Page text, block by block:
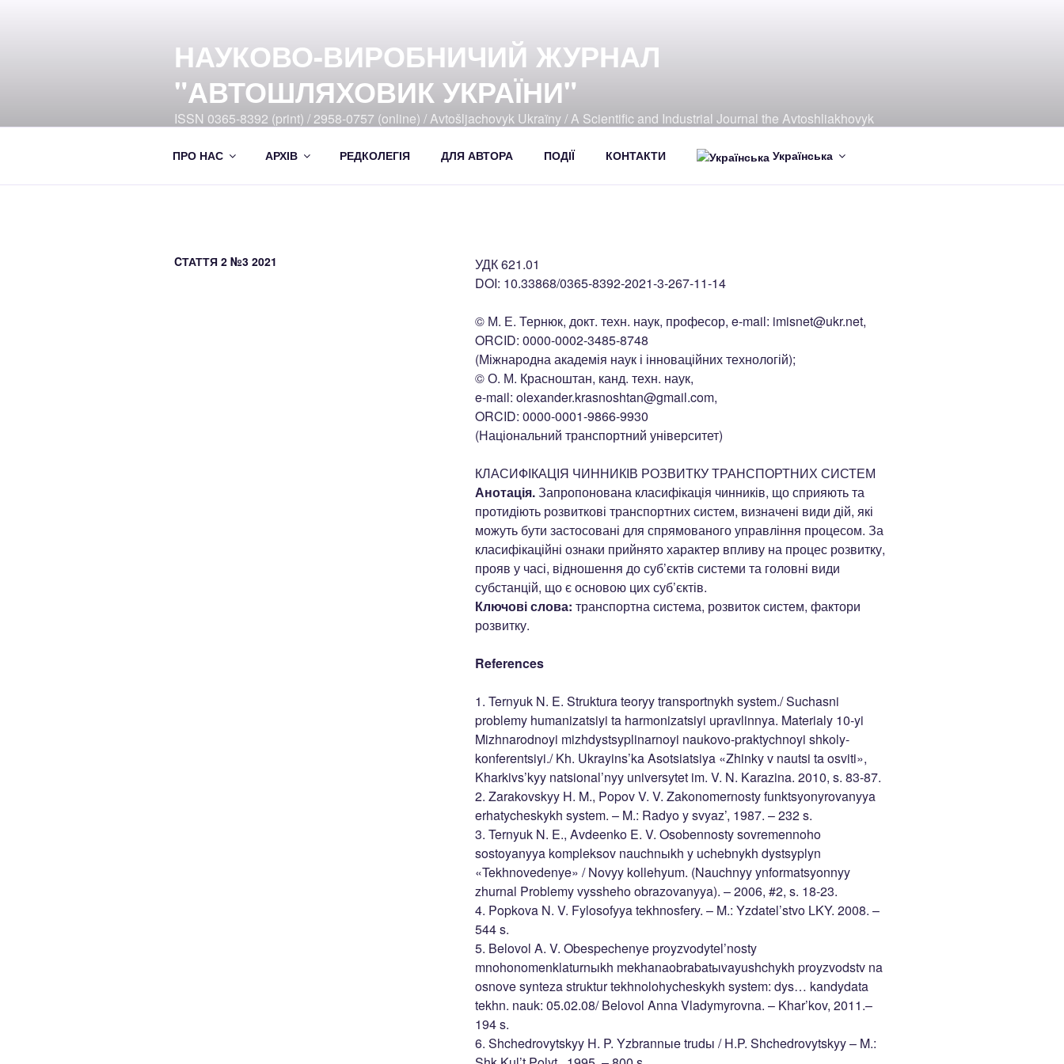
НАУКОВО-ВИРОБНИЧИЙ ЖУРНАЛ
"АВТОШЛЯХОВИК УКРАЇНИ"
ISSN 0365-8392 (print) / 2958-0757 (online) / Avtošljachovyk Ukraïny / A Scientific and Industrial Journal the Avtoshliakhovyk
ПРО НАС АРХІВ РЕДКОЛЕГІЯ ДЛЯ АВТОРА ПОДІЇ КОНТАКТИ Українська
CТАТТЯ 2 №3 2021
УДК 621.01
DOI: 10.33868/0365-8392-2021-3-267-11-14
© М. Е. Тернюк, докт. техн. наук, професор, e-mail: imisnet@ukr.net,
ORCID: 0000-0002-3485-8748
(Міжнародна академія наук і інноваційних технологій);
© О. М. Красноштан, канд. техн. наук,
e-mail: olexander.krasnoshtan@gmail.com,
ORCID: 0000-0001-9866-9930
(Національний транспортний університет)
КЛАСИФІКАЦІЯ ЧИННИКІВ РОЗВИТКУ ТРАНСПОРТНИХ СИСТЕМ
Анотація.Запропонована класифікація чинників, що сприяють та
протидіють розвиткові транспортних систем, визначені види дій, які
можуть бути застосовані для спрямованого управління процесом. За
класифікаційні ознаки прийнято характер впливу на процес розвитку,
прояв у часі, відношення до суб’єктів системи та головні види
субстанцій, що є основою цих суб’єктів.
Ключові слова: транспортна система, розвиток систем, фактори
розвитку.
References
1. Ternyuk N. E. Struktura teoryy transportnykh system./ Suchasni
problemy humanizatsiyi ta harmonizatsiyi upravlinnya. Materialy 10-yi
Mizhnarodnoyi mizhdystsyplinarnoyi naukovo-praktychnoyi shkoly-
konferentsiyi./ Kh. Ukrayins’ka Asotsiatsiya «Zhinky v nautsi ta osviti»,
Kharkivs’kyy natsional’nyy universytet im. V. N. Karazina. 2010, s. 83-87.
2. Zarakovskyy H. M., Popov V. V. Zakonomernosty funktsyonyrovanyya
erhatycheskykh system. – M.: Radyo y svyaz’, 1987. – 232 s.
3. Ternyuk N. E., Avdeenko E. V. Osobennosty sovremennoho
sostoyanyya kompleksov nauchnыkh y uchebnykh dystsyplyn
«Tekhnovedenye» / Novyy kollehyum. (Nauchnyy ynformatsyonnyy
zhurnal Problemy vyssheho obrazovanyya). – 2006, #2, s. 18-23.
4. Popkova N. V. Fylosofyya tekhnosfery. – M.: Yzdatel’stvo LKY. 2008. –
544 s.
5. Belovol A. V. Obespechenye proyzvodytel’nosty
mnohonomenklaturnыkh mekhanaobrabatыvayushchykh proyzvodstv na
osnove synteza struktur tekhnolohycheskykh system: dys… kandydata
tekhn. nauk: 05.02.08/ Belovol Anna Vladymyrovna. – Khar’kov, 2011.–
194 s.
6. Shchedrovytskyy H. P. Yzbrannыe trudы / H.P. Shchedrovytskyy – M.: